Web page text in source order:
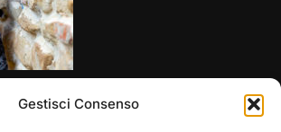
Gestisci Consenso